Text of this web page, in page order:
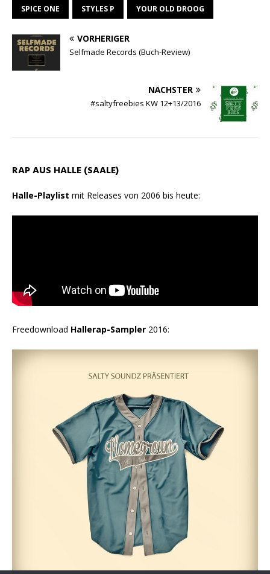
p
m
k
SPICE ONE STYLES P YOUR OLD DROOG
VORHERIGER
Selfmade Records (Buch-Review)
NÄCHSTER
#saltyfreebies KW 12+13/2016
RAP AUS HALLE (SAALE)
Halle-Playlist mit Releases von 2006 bis heute:
Freedownload Hallerap-Sampler 2016: